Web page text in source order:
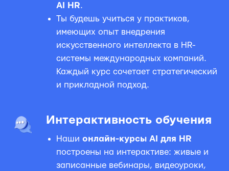
AI HR.
Ты будешь учиться у практиков,
имеющих опыт внедрения
искусственного интеллекта в HR-
системы международных компаний.
Каждый курс сочетает стратегический
и прикладной подход.
Интерактивность обучения
Наши онлайн-курсы AI для HR
построены на интерактиве: живые и
записанные вебинары, видеоуроки,